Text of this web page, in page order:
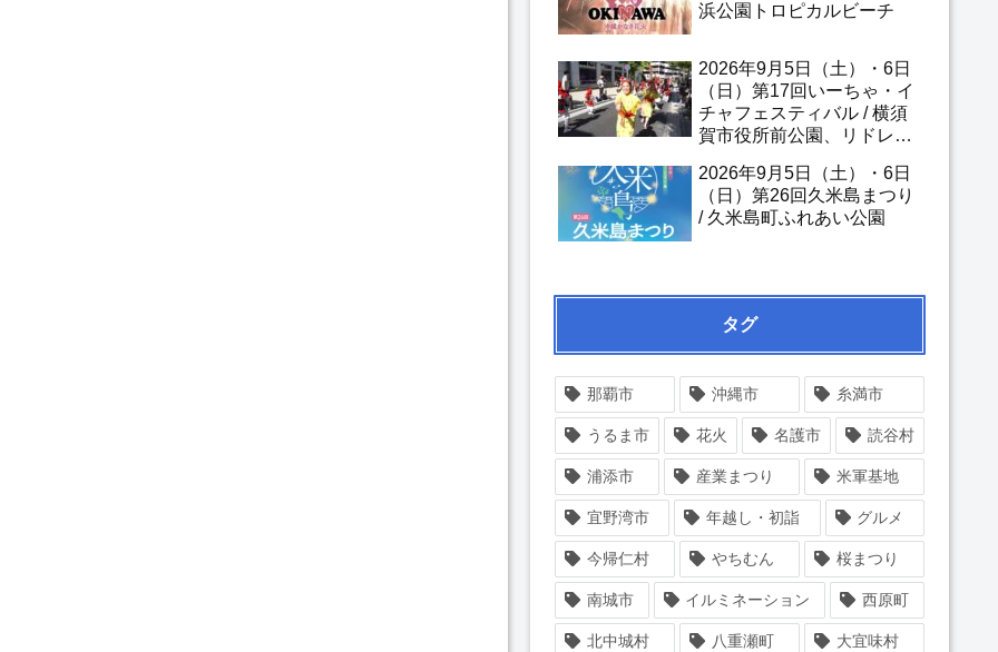
浜公園トロピカルビーチ
2026年9月5日（土）・6日
（日）第17回いーちゃ・イ
チャフェスティバル / 横須
賀市役所前公園、リドレ横
2026年9月5日（土）・6日
（日）第26回久米島まつり
/ 久米島町ふれあい公園
タグ
那覇市 沖縄市 糸満市
うるま市 花火 名護市 読谷村
浦添市 産業まつり 米軍基地
宜野湾市 年越し・初詣 グルメ
今帰仁村 やちむん 桜まつり
南城市 イルミネーション 西原町
北中城村 八重瀬町 大宜味村